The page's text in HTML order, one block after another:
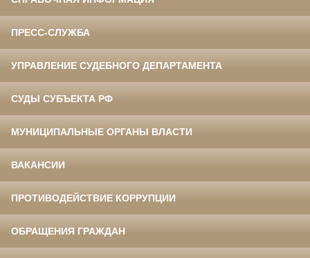
ПРЕСС-СЛУЖБА
УПРАВЛЕНИЕ СУДЕБНОГО ДЕПАРТАМЕНТА
СУДЫ СУБЪЕКТА РФ
МУНИЦИПАЛЬНЫЕ ОРГАНЫ ВЛАСТИ
ВАКАНСИИ
ПРОТИВОДЕЙСТВИЕ КОРРУПЦИИ
ОБРАЩЕНИЯ ГРАЖДАН